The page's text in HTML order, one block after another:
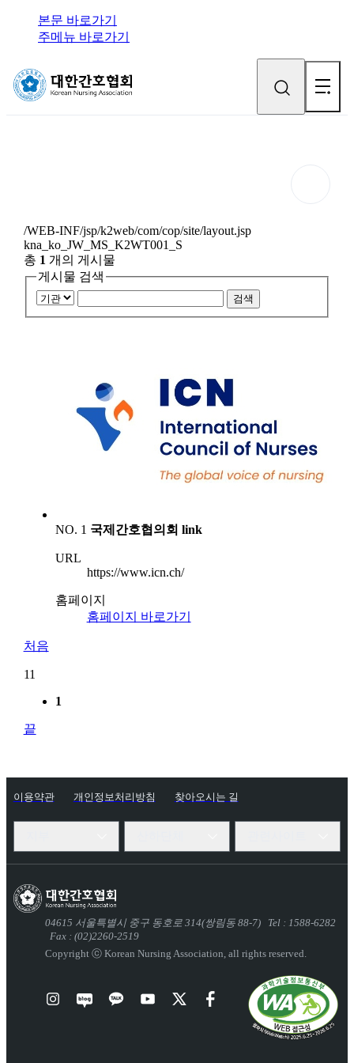
본문 바로가기
주메뉴 바로가기
/WEB-INF/jsp/k2web/com/cop/site/layout.jsp
kna_ko_JW_MS_K2WT001_S
총 1 개의 게시물
게시물 검색
NO. 1 국제간호협의회 link
URL
https://www.icn.ch/
홈페이지
홈페이지 바로가기
처음
11
1
끝
이용약관 개인정보처리방침 찾아오시는 길
04615 서울특별시 중구 동호로 314(쌍림동 88-7)
Tel : 1588-6282
Fax : (02)2260-2519
Copyright ⓒ Korean Nursing Association, all rights reserved.